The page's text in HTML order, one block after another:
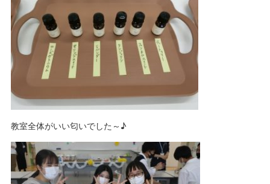
教室全体がいい匂いでした～♪